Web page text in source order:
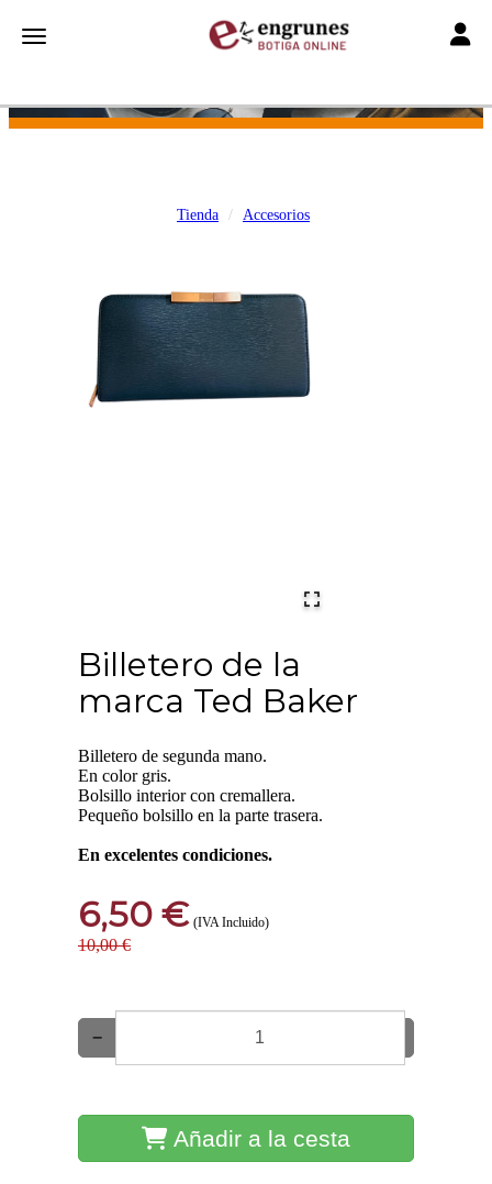
Toggle navigation
Tienda Accesorios
Billetero de la
marca Ted Baker
Billetero de segunda mano.
En color gris.
Bolsillo interior con cremallera.
Pequeño bolsillo en la parte trasera.
En excelentes condiciones.
6,50 € (IVA Incluido)
10,00 €
−
Añadir a la cesta